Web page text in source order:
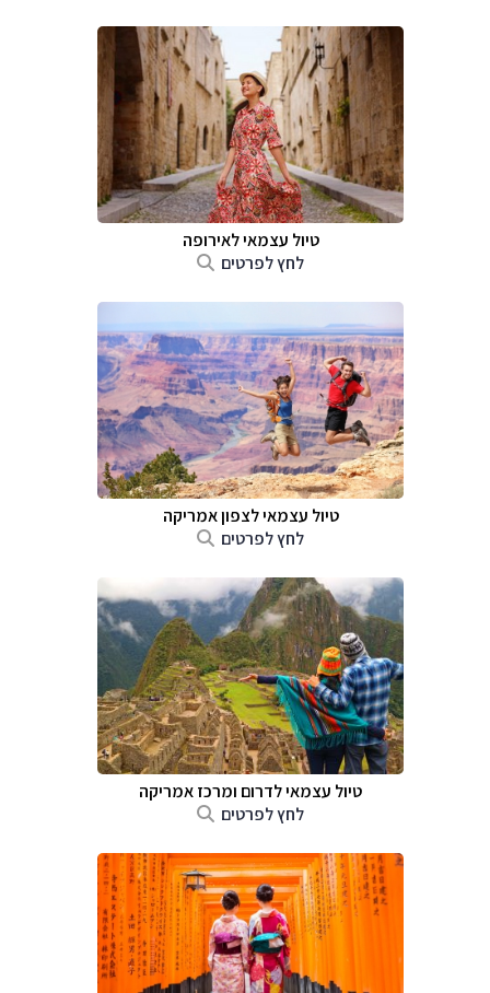
טיול עצמאי לאירופה
לחץ לפרטים
טיול עצמאי לצפון אמריקה
לחץ לפרטים
טיול עצמאי לדרום ומרכז אמריקה
לחץ לפרטים